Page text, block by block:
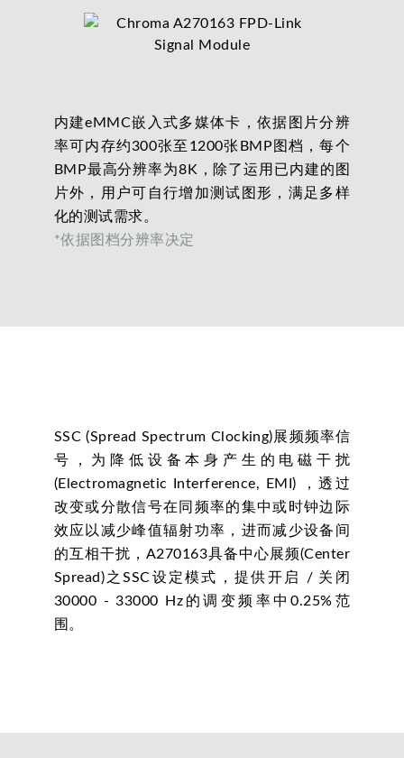
内建eMMC嵌入式多媒体卡，依据图片分辨
率可内存约300张至1200张BMP图档，每个
BMP最高分辨率为8K，除了运用已内建的图
片外，用户可自行增加测试图形，满足多样
化的测试需求。
*依据图档分辨率决定
SSC (Spread Spectrum Clocking)展频频率信
号，为降低设备本身产生的电磁干扰
(Electromagnetic Interference, EMI) ，透过
改变或分散信号在同频率的集中或时钟边际
效应以减少峰值辐射功率，进而减少设备间
的互相干扰，A270163具备中心展频(Center
Spread)之SSC设定模式，提供开启 / 关闭
30000 - 33000 Hz的调变频率中0.25%范
围。